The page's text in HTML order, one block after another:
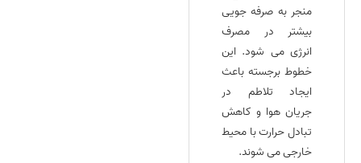
منجر به صرفه‌ جویی
بیشتر در مصرف
انرژی می‌ شود. این
خطوط برجسته باعث
ایجاد تلاطم در
جریان هوا و کاهش
تبادل حرارت با محیط
خارجی می‌ شوند.